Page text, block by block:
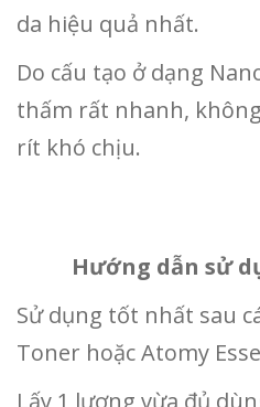
da hiệu quả nhất.
Do cấu tạo ở dạng
thấm rất nhanh,
rít khó chịu.
Hướng dẫn sử
Sử dụng tốt nhất sau
Toner hoặc Atomy
Lấy 1 lượng vừa đủ